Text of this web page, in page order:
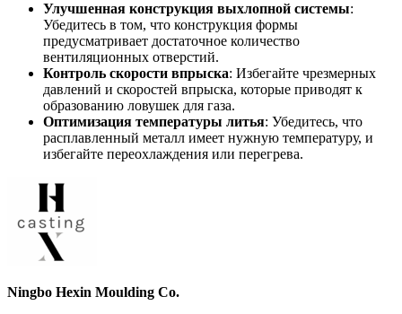
Улучшенная конструкция выхлопной системы:
Убедитесь в том, что конструкция формы
предусматривает достаточное количество
вентиляционных отверстий.
Контроль скорости впрыска: Избегайте чрезмерных
давлений и скоростей впрыска, которые приводят к
образованию ловушек для газа.
Оптимизация температуры литья: Убедитесь, что
расплавленный металл имеет нужную температуру, и
избегайте переохлаждения или перегрева.
Ningbo Hexin Moulding Co.